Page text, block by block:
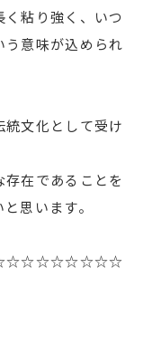
粘り強く、いつ
う意味が込められ
文化として受け
在であることを
思います。